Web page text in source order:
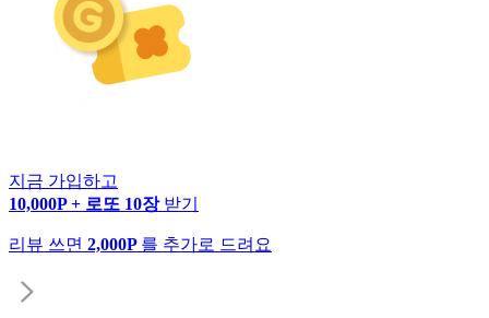
지금 가입하고
10,000P + 로또 10장 받기
리뷰 쓰면 2,000P 를 추가로 드려요